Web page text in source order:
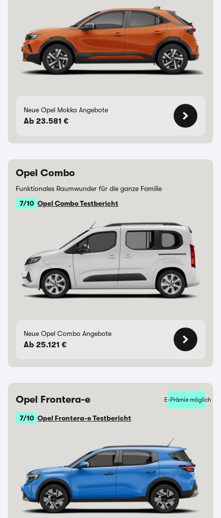
Neue Opel Mokka Angebote
Ab 23.581 €
Opel Combo
Funktionales Raumwunder für die ganze Familie
7/10 Opel Combo Testbericht
Neue Opel Combo Angebote
Ab 25.121 €
Opel Frontera-e E-Prämie möglich
7/10 Opel Frontera-e Testbericht